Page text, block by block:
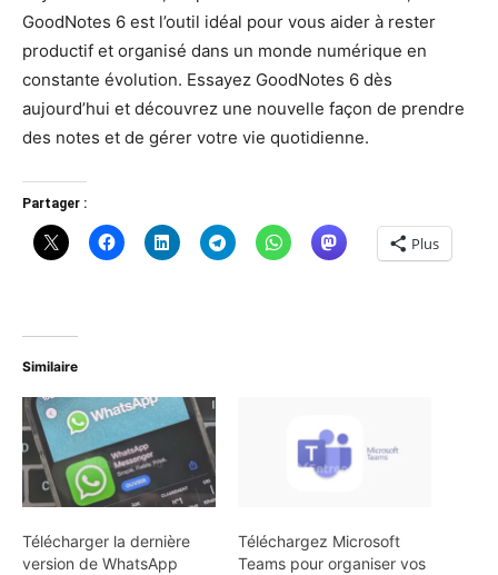
GoodNotes 6 est l’outil idéal pour vous aider à rester
productif et organisé dans un monde numérique en
constante évolution. Essayez GoodNotes 6 dès
aujourd’hui et découvrez une nouvelle façon de prendre
des notes et de gérer votre vie quotidienne.
Partager :
Plus
Similaire
Télécharger la dernière
version de WhatsApp
Téléchargez Microsoft
Teams pour organiser vos